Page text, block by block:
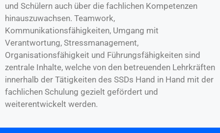
und Schülern auch über die fachlichen Kompetenzen
hinauszuwachsen. Teamwork,
Kommunikationsfähigkeiten, Umgang mit
Verantwortung, Stressmanagement,
Organisationsfähigkeit und Führungsfähigkeiten sind
zentrale Inhalte, welche von den betreuenden Lehrkräften
innerhalb der Tätigkeiten des SSDs Hand in Hand mit der
fachlichen Schulung gezielt gefördert und
weiterentwickelt werden.